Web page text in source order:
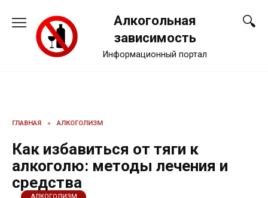
содержанию
Алкогольная
зависимость
Информационный портал
ГЛАВНАЯ » АЛКОГОЛИЗМ
Как избавиться от тяги к
алкоголю: методы лечения и
средства